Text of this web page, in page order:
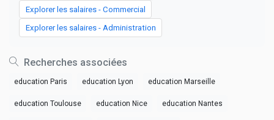
Explorer les salaires - Commercial
Explorer les salaires - Administration
Recherches associées
education Paris education Lyon education Marseille
education Toulouse education Nice education Nantes